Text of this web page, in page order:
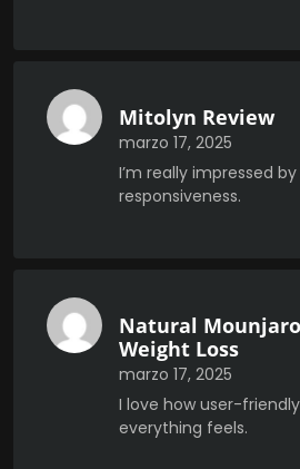
Mitolyn Review
marzo 17, 2025
I’m really impressed
responsiveness.
Natural
Weight Loss
marzo 17, 2025
I love how user-
everything feels.